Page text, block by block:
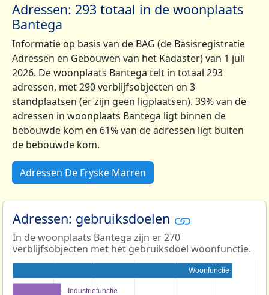
Adressen: 293 totaal in de woonplaats
Bantega
Informatie op basis van de BAG (de Basisregistratie
Adressen en Gebouwen van het Kadaster) van 1 juli
2026. De woonplaats Bantega telt in totaal 293
adressen, met 290 verblijfsobjecten en 3
standplaatsen (er zijn geen ligplaatsen). 39% van de
adressen in woonplaats Bantega ligt binnen de
bebouwde kom en 61% van de adressen ligt buiten
de bebouwde kom.
Adressen De Fryske Marren
Adressen: gebruiksdoelen
In de woonplaats Bantega zijn er 270
verblijfsobjecten met het gebruiksdoel woonfunctie.
Woonfunctie
Industriefunctie
Industriefunctie